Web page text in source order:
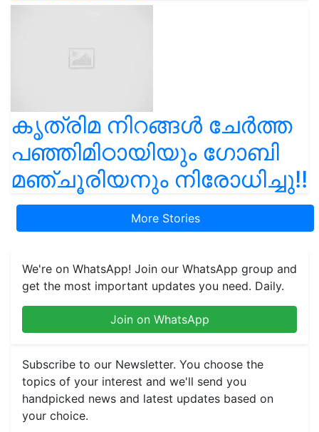
കൃത്രിമ നിറങ്ങൾ ചേർത്ത
പഞ്ഞിമിഠായിയും ഗോബി
മഞ്ചൂരിയനും നിരോധിച്ചു!!
More Stories
We're on WhatsApp! Join our WhatsApp group and
get the most important updates you need. Daily.
Join on WhatsApp
Subscribe to our Newsletter. You choose the
topics of your interest and we'll send you
handpicked news and latest updates based on
your choice.